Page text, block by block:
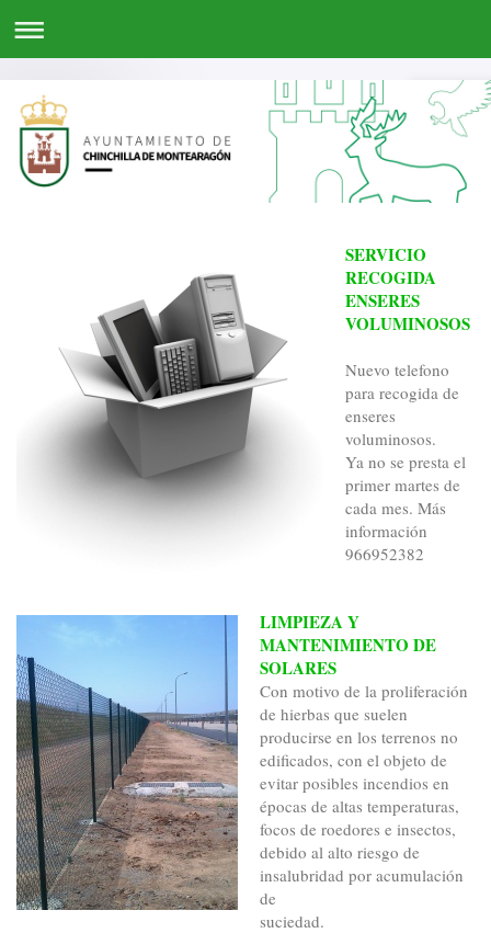
SERVICIO
RECOGIDA
ENSERES
VOLUMINOSOS
Nuevo telefono
para recogida de
enseres
voluminosos.
Ya no se presta el
primer martes de
cada mes. Más
información
966952382
LIMPIEZA Y
MANTENIMIENTO DE
SOLARES
Con motivo de la proliferación
de hierbas que suelen
producirse en los terrenos no
edificados, con el objeto de
evitar posibles incendios en
épocas de altas temperaturas,
focos de roedores e insectos,
debido al alto riesgo de
insalubridad por acumulación
de
suciedad.